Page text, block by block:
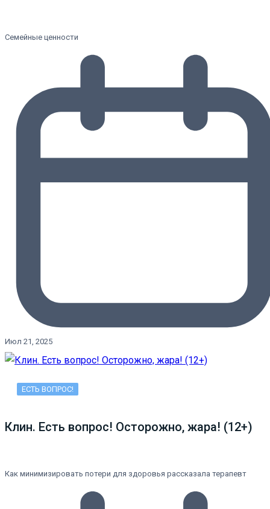
Семейные ценности
Июл 21, 2025
ЕСТЬ ВОПРОС!
Клин. Есть вопрос! Осторожно, жара! (12+)
Как минимизировать потери для здоровья рассказала терапевт